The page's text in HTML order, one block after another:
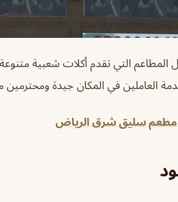
التي تقدم أكلات شعبية
العاملين في المكان جيدة ومحترمين
سليق شرق الرياض